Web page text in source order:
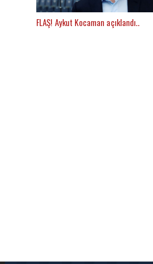
FLAŞ! Aykut Kocaman açıklandı..